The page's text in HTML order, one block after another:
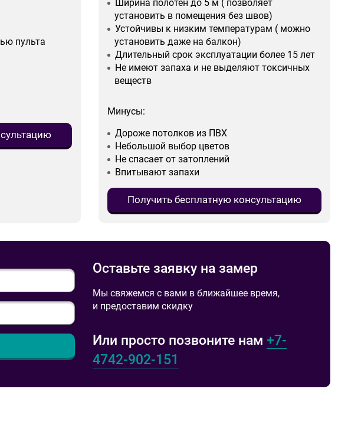
пульта
Ширина полотен до 5 м ( позволяет
установить в помещения без швов)
Устойчивы к низким температурам ( можно
установить даже на балкон)
Длительный срок эксплуатации более 15 лет
Не имеют запаха и не выделяют токсичных
веществ
Минусы:
Дороже потолков из ПВХ
Небольшой выбор цветов
Не спасает от затоплений
Впитывают запахи
Получить бесплатную консультацию
Оставьте заявку на замер
Мы свяжемся с вами в ближайшее время,
и предоставим скидку
Или просто позвоните нам +7-
4742-902-151